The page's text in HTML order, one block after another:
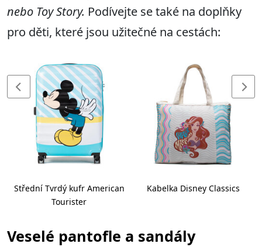
nebo Toy Story. Podívejte se také na doplňky
pro děti, které jsou užitečné na cestách:
Střední Tvrdý kufr American
Tourister
Kabelka Disney Classics
Veselé pantofle a sandály